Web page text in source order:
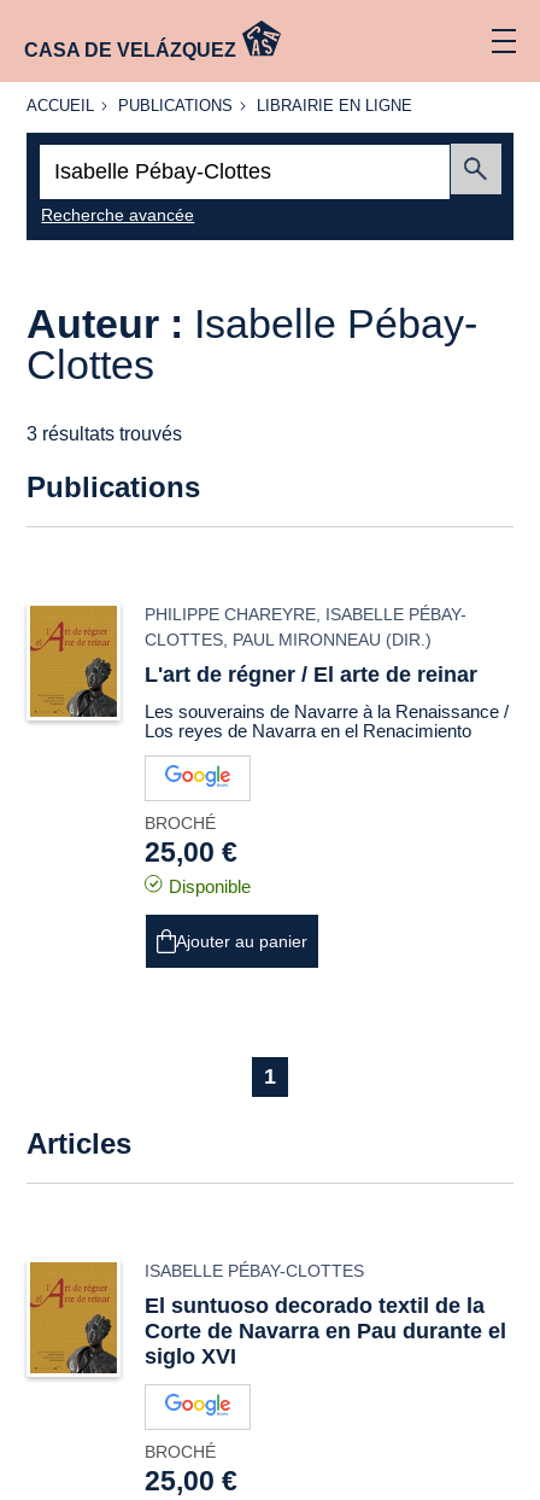
CASA DE VELÁZQUEZ
ACCUEIL
ACCUEIL PUBLICATIONS
PUBLICATIONS
LIBRAIRIE
LIBRAIRIE EN LIGNE
Recherche avancée
Auteur : Isabelle Pébay-
Clottes
3 résultats trouvés
Publications
PHILIPPE CHAREYRE ISABELLE PÉBAY-
CLOTTES PAUL MIRONNEAU (DIR.)
L'art de régner / El arte de reinar
Les souverains de Navarre à la Renaissance /
Los reyes de Navarra en el Renacimiento
BROCHÉ
25,00 €
Disponible
Ajouter au panier
1
Articles
ISABELLE PÉBAY-CLOTTES
El suntuoso decorado textil de la
Corte de Navarra en Pau durante el
siglo XVI
BROCHÉ
25,00 €